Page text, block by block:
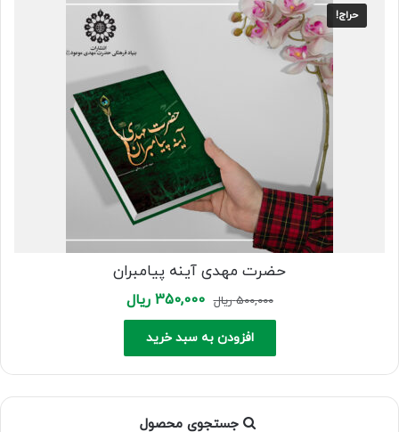
حراج!
حضرت مهدی آینه پیامبران
500,000 ریال Original
price
was:
500,000 ریال.
350,000 ریالCurrent
price
350,000 ریال.
افزودن به سبد خرید
جستجوی محصول